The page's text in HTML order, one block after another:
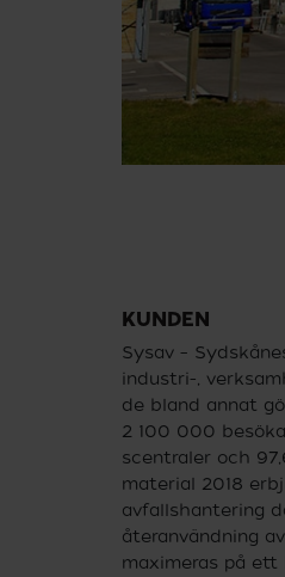
KUNDEN
Sysav –
industri-,
de bland annat
2 100 000
scentraler och
material 2018
avfallshantering
återanvändning
maximeras på